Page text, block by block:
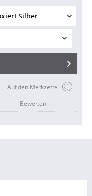
Auf den Merkzettel
Bewerten